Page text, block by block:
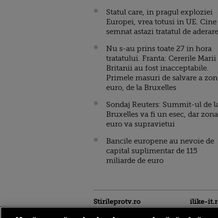
Statul care, in pragul exploziei
Europei, vrea totusi in UE. Cine
semnat astazi tratatul de aderare
Nu s-au prins toate 27 in hora
tratatului. Franta: Cererile Marii
Britanii au fost inacceptabile.
Primele masuri de salvare a
euro, de la Bruxelles
Sondaj Reuters: Summit-ul de
Bruxelles va fi un esec, dar zona
euro va supravietui
Bancile europene au nevoie de
capital suplimentar de 115
miliarde de euro
Stirileprotv.ro ilike-